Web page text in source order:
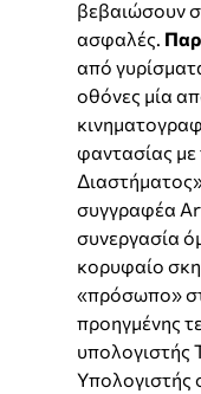
βεβαιώσουν
ασφαλές.
από
οθόνες μία
φαντασίας
συγγραφέα
συνεργασία
κορυφαίο
«πρόσωπο»
προηγμένης
υπολογιστής
Υπολογιστής